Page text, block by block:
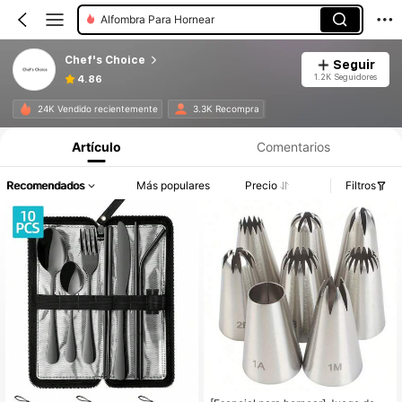
Alfombra Para Hornear
Chef's Choice
4.86
Seguir
1.2K Seguidores
24K Vendido recientemente 3.3K Recompra
Artículo Comentarios
Recomendados Más populares Precio Filtros